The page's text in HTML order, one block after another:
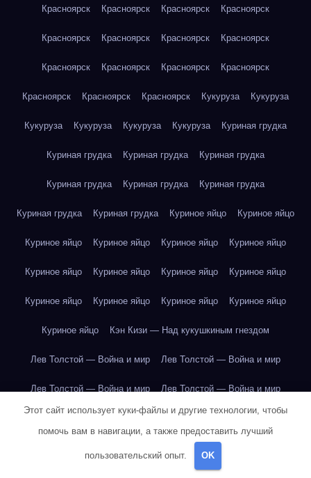
Красноярск Красноярск Красноярск Красноярск
Красноярск Красноярск Красноярск Красноярск
Красноярск Красноярск Красноярск Красноярск
Красноярск Красноярск Красноярск Кукуруза Кукуруза
Кукуруза Кукуруза Кукуруза Кукуруза Куриная грудка
Куриная грудка Куриная грудка Куриная грудка
Куриная грудка Куриная грудка Куриная грудка
Куриная грудка Куриная грудка Куриное яйцо Куриное яйцо
Куриное яйцо Куриное яйцо Куриное яйцо Куриное яйцо
Куриное яйцо Куриное яйцо Куриное яйцо Куриное яйцо
Куриное яйцо Куриное яйцо Куриное яйцо Куриное яйцо
Куриное яйцо Кэн Кизи — Над кукушкиным гнездом
Лев Толстой — Война и мир Лев Толстой — Война и мир
Лев Толстой — Война и мир Лев Толстой — Война и мир
Лев Толстой — Война и мир Лев Толстой — Война и мир
Лев Толстой — Война и мир
Этот сайт использует куки-файлы и другие технологии, чтобы
помочь вам в навигации, а также предоставить лучший
пользовательский опыт. OK